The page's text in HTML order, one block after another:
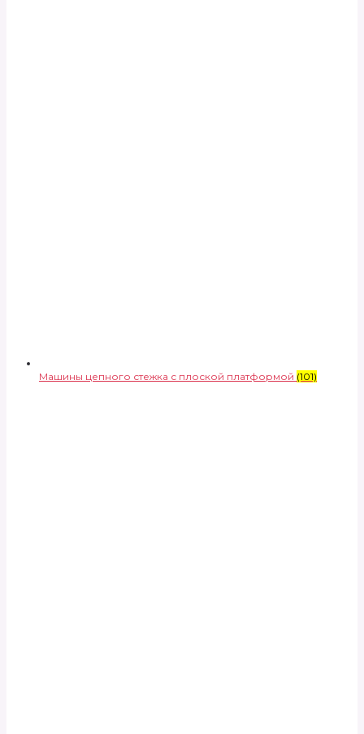
Машины цепного стежка с плоской платформой (101)